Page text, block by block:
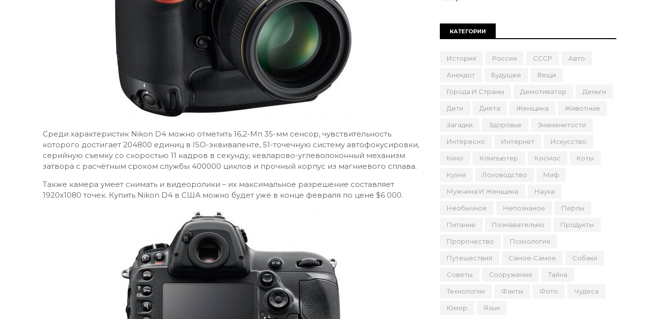
Среди характеристик Nikon D4 можно отметить 16,2-Мп 35-мм сенсор, чувствительность
которого достигает 204800 единиц в ISO-эквиваленте, 51-точечную систему автофокусировки,
серийную съемку со скоростью 11 кадров в секунду, кевларово-углеволоконный механизм
затвора с расчётным сроком службы 400000 циклов и прочный корпус из магниевого сплава.
Также камера умеет снимать и видеоролики – их максимальное разрешение составляет
1920х1080 точек. Купить Nikon D4 в США можно будет уже в конце февраля по цене $6 000.
КАТЕГОРИИ
История Россия СССР Авто
Анекдот Будущее Вещи
Города И Страны Демотиватор Деньги
Дети Диета Женщина Животные
Загадки Здоровье Знаменитости
Интересно Интернет Искусство
Кино Компьютер Космос Коты
Кухня Лоховодство Миф
Мужчина И Женщина Наука
Необычное Непознаное Перлы
Питание Познавательно Продукты
Пророчество Психология
Путешествия Самое-Самое Собаки
Советы Сооружения Тайна
Технологии Факты Фото Чудеса
Юмор Язык